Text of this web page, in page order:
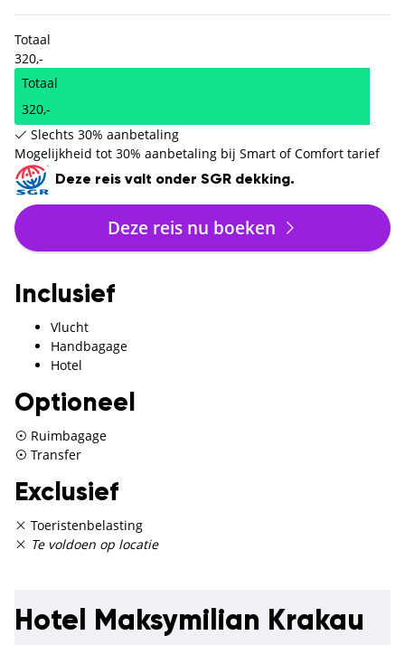
Totaal
320,-
Totaal
320,-
Slechts 30% aanbetaling
Mogelijkheid tot 30% aanbetaling bij Smart of Comfort tarief
Deze reis valt onder SGR dekking.
Deze reis nu boeken
Inclusief
Vlucht
Handbagage
Hotel
Optioneel
Ruimbagage
Transfer
Exclusief
Toeristenbelasting
Te voldoen op locatie
Hotel Maksymilian Krakau